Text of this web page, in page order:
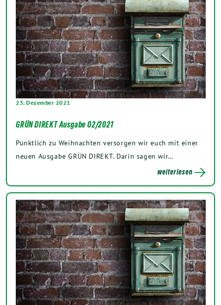
23. Dezember 2021
GRÜN DIREKT Ausgabe 02/2021
Pünktlich zu Weihnachten versorgen wir euch mit einer
neuen Ausgabe GRÜN DIREKT. Darin sagen wir…
weiterlesen